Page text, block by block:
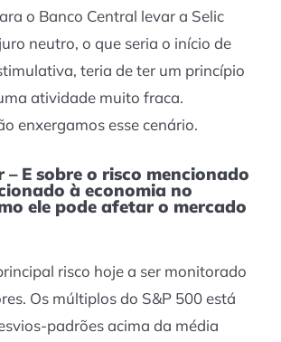
o Banco Central levar a Selic
neutro, o que seria o início de
teria de ter um princípio
atividade muito fraca.
enxergamos esse cenário.
– E sobre o risco mencionado
à economia no
ele pode afetar o mercado
risco hoje a ser monitorado
Os múltiplos do S&P 500 está
padrões acima da média